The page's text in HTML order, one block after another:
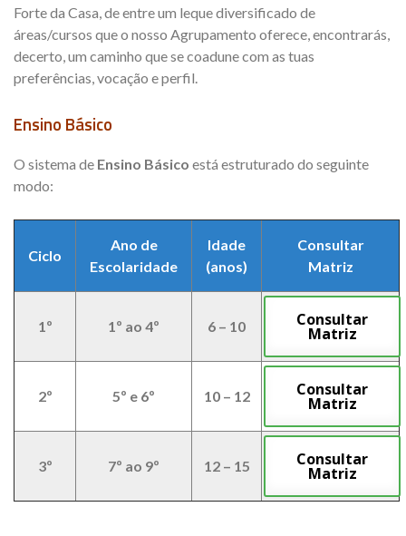
Forte da Casa, de entre um leque diversificado de
áreas/cursos que o nosso Agrupamento oferece, encontrarás,
decerto, um caminho que se coadune com as tuas
preferências, vocação e perfil.
Ensino Básico
O sistema de Ensino Básico está estruturado do seguinte
modo:
Ciclo
Ano de
Escolaridade
Idade
(anos)
Consultar
Matriz
1º 1º ao 4º 6 – 10 Consultar
Matriz
2º 5º e 6º 10 – 12 Consultar
Matriz
3º 7º ao 9º 12 – 15 Consultar
Matriz